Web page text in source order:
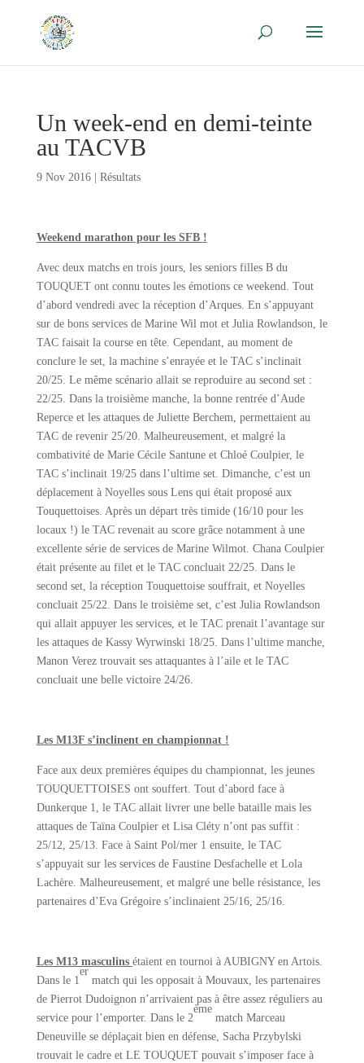
Un week-end en demi-teinte
au TACVB
9 Nov 2016| Résultats
Weekend marathon pour les SFB !
Avec deux matchs en trois jours, les seniors filles B du
TOUQUET ont connu toutes les émotions ce weekend. Tout
d’abord vendredi avec la réception d’Arques. En s’appuyant
sur de bons services de Marine Wil mot et Julia Rowlandson, le
TAC faisait la course en tête. Cependant, au moment de
conclure le set, la machine s’enrayée et le TAC s’inclinait
20/25. Le même scénario allait se reproduire au second set :
22/25. Dans la troisième manche, la bonne rentrée d’Aude
Reperce et les attaques de Juliette Berchem, permettaient au
TAC de revenir 25/20. Malheureusement, et malgré la
combativité de Marie Cécile Santune et Chloé Coulpier, le
TAC s’inclinait 19/25 dans l’ultime set. Dimanche, c’est un
déplacement à Noyelles sous Lens qui était proposé aux
Touquettoises. Après un départ très timide (16/10 pour les
locaux !) le TAC revenait au score grâce notamment à une
excellente série de services de Marine Wilmot. Chana Coulpier
était présente au filet et le TAC concluait 22/25. Dans le
second set, la réception Touquettoise souffrait, et Noyelles
concluait 25/22. Dans le troisième set, c’est Julia Rowlandson
qui allait appuyer les services, et le TAC prenait l’avantage sur
les attaques de Kassy Wyrwinski 18/25. Dans l’ultime manche,
Manon Verez trouvait ses attaquantes à l’aile et le TAC
concluait une belle victoire 24/26.
Les M13F s’inclinent en championnat !
Face aux deux premières équipes du championnat, les jeunes
TOUQUETTOISES ont souffert. Tout d’abord face à
Dunkerque 1, le TAC allait livrer une belle bataille mais les
attaques de Taïna Coulpier et Lisa Cléty n’ont pas suffit :
25/12, 25/13. Face à Saint Pol/mer 1 ensuite, le TAC
s’appuyait sur les services de Faustine Desfachelle et Lola
Lachère. Malheureusement, et malgré une belle résistance, les
partenaires d’Eva Grégoire s’inclinaient 25/16, 25/16.
Les M13 masculins étaient en tournoi à AUBIGNY en Artois.
Dans le 1
er
match qui les opposait à Mouvaux, les partenaires
de Pierrot Dudoignon n’arrivaient pas à être assez réguliers au
service pour l’emporter. Dans le 2
ème
match Marceau
Deneuville se déplaçait bien en défense, Sacha Przybylski
trouvait le cadre et LE TOUQUET pouvait s’imposer face à